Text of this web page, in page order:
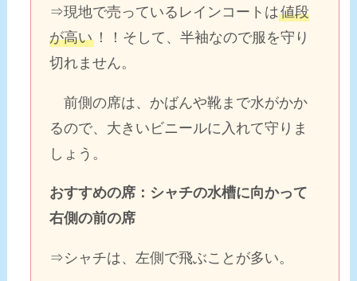
⇒現地で売っているレインコートは値段
が高い！！そして、半袖なので服を守り
切れません。
前側の席は、かばんや靴まで水がかか
るので、大きいビニールに入れて守りま
しょう。
おすすめの席：シャチの水槽に向かって
右側の前の席
⇒シャチは、左側で飛ぶことが多い。